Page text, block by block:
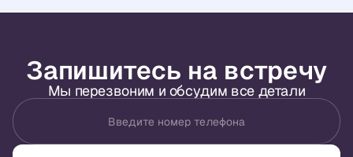
Запишитесь на встречу
Мы перезвоним и обсудим все детали
Введите номер телефона